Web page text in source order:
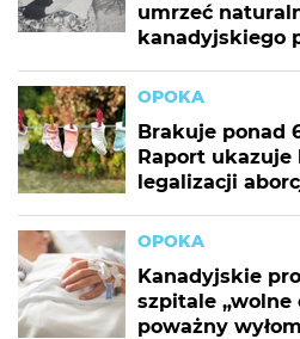
umrzeć
kanadyjskiego
OPOKA
Brakuje ponad
Raport
legalizacji
OPOKA
Kanadyjskie
szpitale „wolne
poważny